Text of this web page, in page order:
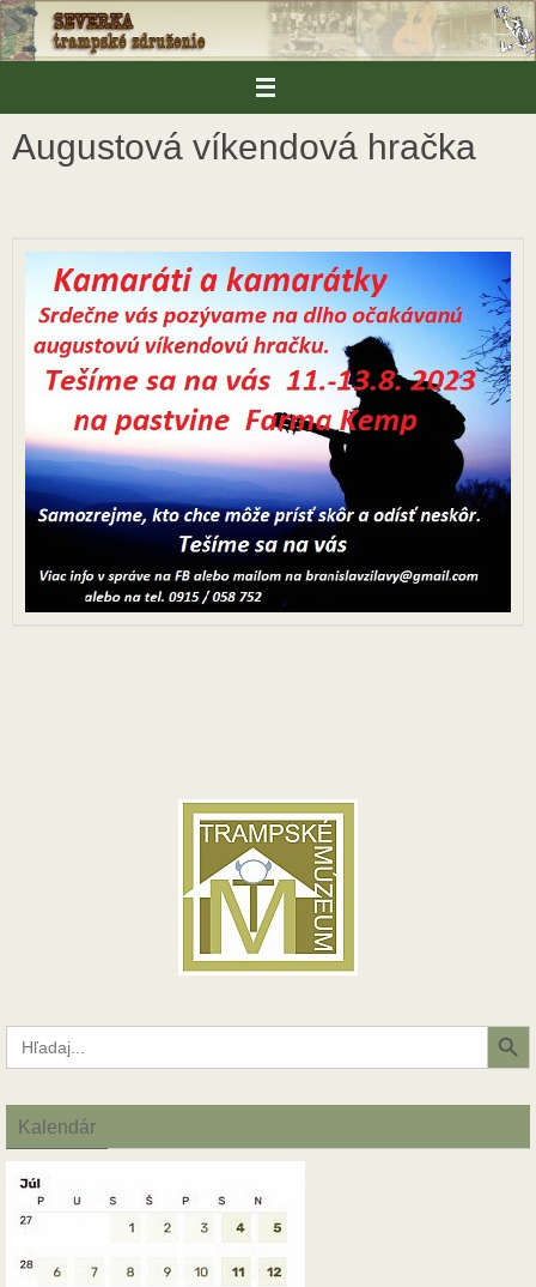
Skip
to
content
Augustová víkendová hračka
Search
for:
Search Button
Kalendár